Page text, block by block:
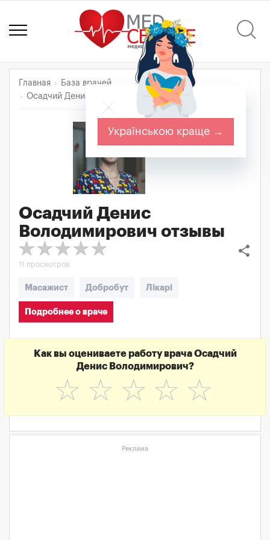
Главная
База врачей
Осадчий Денис Володимирович
Отзывы
Осадчий Денис
Володимирович отзывы
share
11 просмотров
Масажист Добробут Лікарі
Подробнее о враче
Как вы оцениваете работу врача Осадчий
Денис Володимирович?
☆
☆
☆
☆
☆
Реклама
Українською краще →